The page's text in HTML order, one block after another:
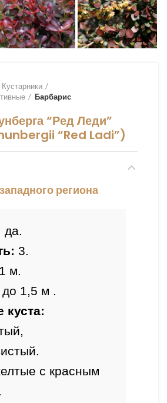
Кустарники
Барбарис
“Ред Леди”
“Red Ladi”)
региона
да.
3.
с красным